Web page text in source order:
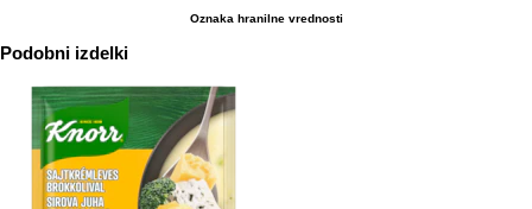
Oznaka hranilne vrednosti
Podobni izdelki